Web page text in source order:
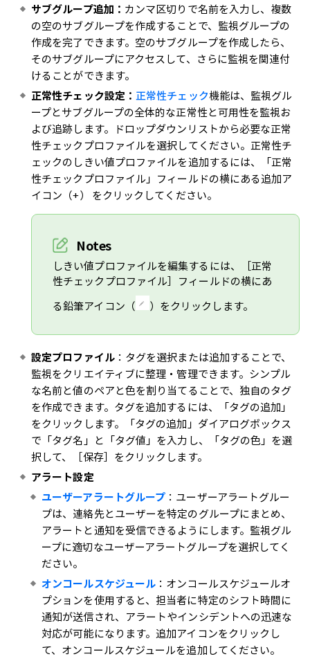
サブグループ追加： カンマ区切りで名前を入力し、複数
の空のサブグループを作成することで、監視グループの
作成を完了できます。空のサブグループを作成したら、
そのサブグループにアクセスして、さらに監視を関連付
けることができます。
正常性チェック設定： 正常性チェック機能は、監視グル
ープとサブグループの全体的な正常性と可用性を監視お
よび追跡します。ドロップダウンリストから必要な正常
性チェックプロファイルを選択してください。正常性チ
ェックのしきい値プロファイルを追加するには、「正常
性チェックプロファイル」フィールドの横にある追加ア
イコン（+） をクリックしてください。
Notes
しきい値プロファイルを編集するには、［正常
性チェックプロファイル］フィールドの横にあ
る鉛筆アイコン（
）をクリックします。
設定プロファイル：タグを選択または追加することで、
監視をクリエイティブに整理・管理できます。シンプル
な名前と値のペアと色を割り当てることで、独自のタグ
を作成できます。タグを追加するには、「タグの追加」
をクリックします。「タグの追加」ダイアログボックス
で「タグ名」と「タグ値」を入力し、「タグの色」を選
択して、［保存］をクリックします。
アラート設定
ユーザーアラートグループ ：ユーザーアラートグルー
プは、連絡先とユーザーを特定のグループにまとめ、
アラートと通知を受信できるようにします。監視グル
ープに適切なユーザーアラートグループを選択してく
ださい。
オンコールスケジュール ：オンコールスケジュールオ
プションを使用すると、担当者に特定のシフト時間に
通知が送信され、アラートやインシデントへの迅速な
対応が可能になります。追加アイコンをクリックし
て、オンコールスケジュールを追加してください。